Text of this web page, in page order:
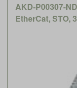
AKD-P00307-
EtherCat, STO,